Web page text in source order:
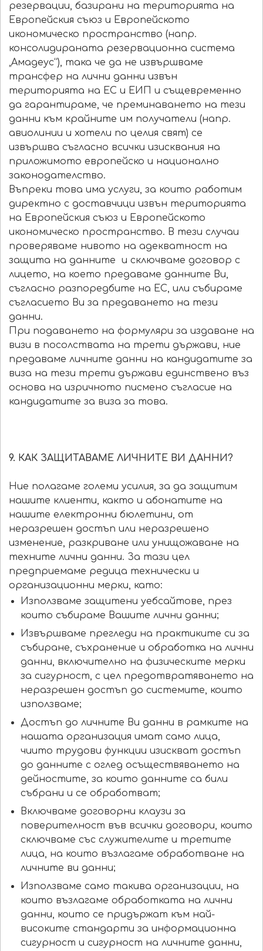
резервации, базирани на територията на
Европейския съюз и Европейското
икономическо пространство (напр.
консолидираната резервационна система
„Амадеус“), така че да не извършваме
трансфер на лични данни извън
територията на ЕС и ЕИП и същевременно
да гарантираме, че преминаването на тези
данни към крайните им получатели (напр.
авиолинии и хотели по целия свят) се
извършва съгласно всички изисквания на
приложимото европейско и национално
законодателство.
Въпреки това има услуги, за които работим
директно с доставчици извън територията
на Европейския съюз и Европейското
икономическо пространство. В тези случаи
проверяваме нивото на адекватност на
защита на данните и сключваме договор с
лицето, на което предаваме данните Ви,
съгласно разпоредбите на ЕС, или събираме
съгласието Ви за предаването на тези
данни.
При подаването на формуляри за издаване на
визи в посолствата на трети държави, ние
предаваме личните данни на кандидатите за
виза на тези трети държави единствено въз
основа на изричното писмено съгласие на
кандидатите за виза за това.
9. КАК ЗАЩИТАВАМЕ ЛИЧНИТЕ ВИ ДАННИ?
Ние полагаме големи усилия, за да защитим
нашите клиенти, както и абонатите на
нашите електронни бюлетини, от
неразрешен достъп или неразрешено
изменение, разкриване или унищожаване на
техните лични данни. За тази цел
предприемаме редица технически и
организационни мерки, като:
Използваме защитени уебсайтове, през
които събираме Вашите лични данни;
Извършваме прегледи на практиките си за
събиране, съхранение и обработка на лични
данни, включително на физическите мерки
за сигурност, с цел предотвратяването на
неразрешен достъп до системите, които
използваме;
Достъп до личните Ви данни в рамките на
нашата организация имат само лица,
чиито трудови функции изискват достъп
до данните с оглед осъществяването на
дейностите, за които данните са били
събрани и се обработват;
Включваме договорни клаузи за
поверителност във всички договори, които
сключваме със служителите и третите
лица, на които възлагаме обработване на
личните ви данни;
Използваме само такива организации, на
които възлагаме обработката на лични
данни, които се придържат към най-
високите стандарти за информационна
сигурност и сигурност на личните данни,